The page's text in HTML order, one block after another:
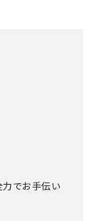
ポリシー
でお手伝い